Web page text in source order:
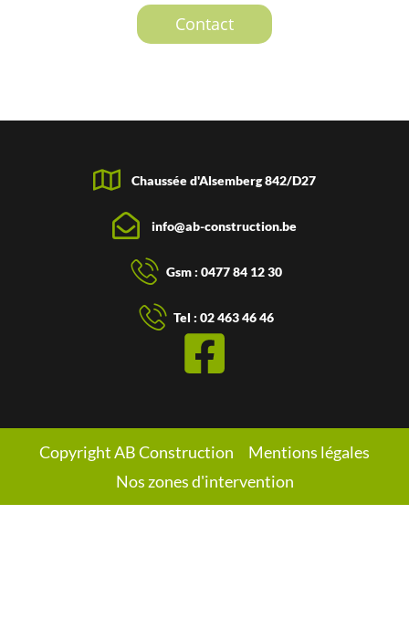
Contact
Chaussée d'Alsemberg 842/D27
info@ab-construction.be
Gsm : 0477 84 12 30
Tel : 02 463 46 46
Copyright AB Construction
Mentions légales
Nos zones d'intervention